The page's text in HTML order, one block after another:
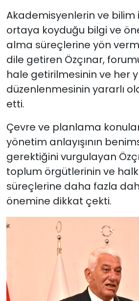
Akademisyenlerin ve bilim
ortaya koyduğu bilgi ve
alma süreçlerine yön
dile getiren Özçınar,
hale getirilmesinin ve her
düzenlenmesinin yararlı
etti.
Çevre ve planlama
yönetim anlayışının
gerektiğini vurgulayan
toplum örgütlerinin ve
süreçlerine daha fazla
önemine dikkat çekti.